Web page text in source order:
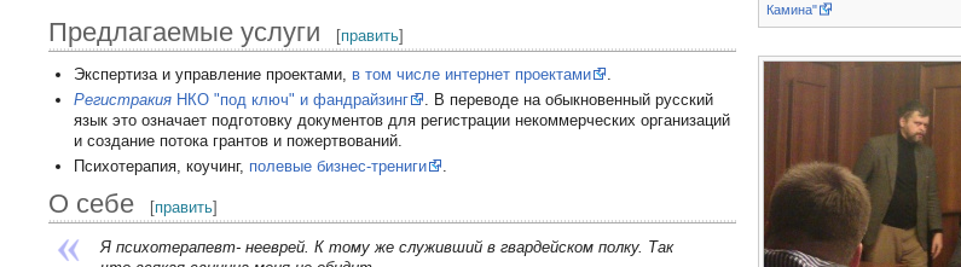
Камина"
Предлагаемые услуги [править]
Экспертиза и управление проектами, в том числе интернет проектами
.
РегистракияНКО "под ключ" и фандрайзинг
. В переводе на обыкновенный русский
язык это означает подготовку документов для регистрации некоммерческих организаций
и создание потока грантов и пожертвований.
Психотерапия, коучинг, полевые бизнес-трениги
О себе [править]
Я психотерапевт- нееврей. К тому же служивший в гвардейском полку. Так